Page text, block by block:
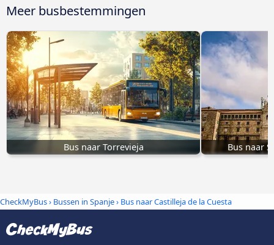
Meer busbestemmingen
Bus naar Torrevieja Bus naar
CheckMyBus› Bussen in Spanje› Bus naar Castilleja de la Cuesta